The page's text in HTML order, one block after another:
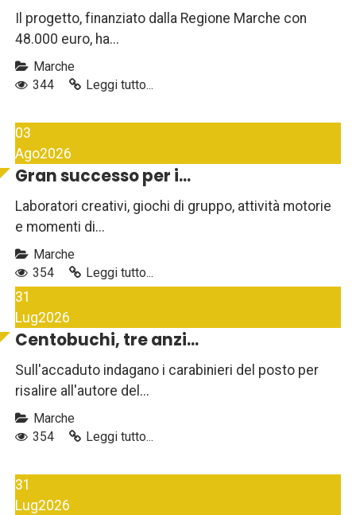
Il progetto, finanziato dalla Regione Marche con
48.000 euro, ha...
Marche
344
Leggi tutto...
03
Ago2026
Gran successo per i...
Laboratori creativi, giochi di gruppo, attività motorie
e momenti di...
Marche
354
Leggi tutto...
31
Lug2026
Centobuchi, tre anzi...
Sull'accaduto indagano i carabinieri del posto per
risalire all'autore del...
Marche
354
Leggi tutto...
31
Lug2026